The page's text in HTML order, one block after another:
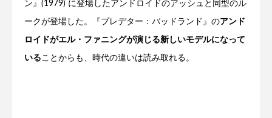
ン』(1979) に登場したアンドロイドのアッシュと同型のル
ークが登場した。『プレデター：バッドランド』のアンド
ロイドがエル・ファニングが演じる新しいモデルになって
いることからも、時代の違いは読み取れる。